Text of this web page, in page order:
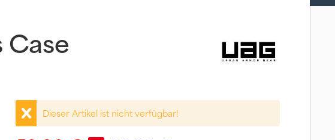
Dieser Artikel ist nicht verfügbar!